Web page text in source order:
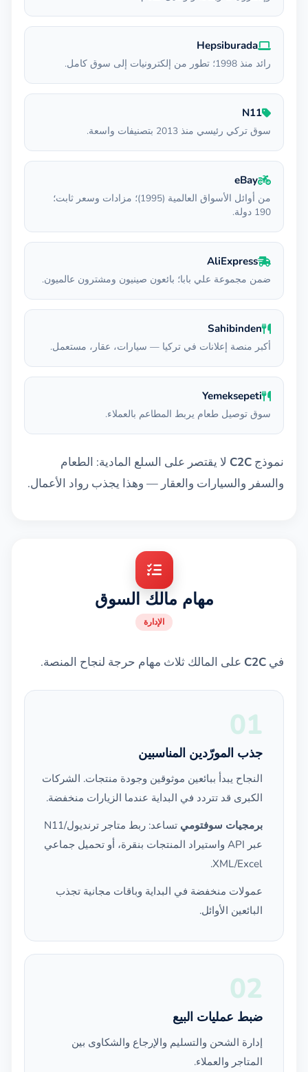
Hepsiburada
رائد منذ 1998؛ تطور من إلكترونيات إلى سوق كامل.
N11
سوق تركي رئيسي منذ 2013 بتصنيفات واسعة.
eBay
من أوائل الأسواق العالمية (1995)؛ مزادات وسعر ثابت؛
190 دولة.
AliExpress
ضمن مجموعة علي بابا؛ بائعون صينيون ومشترون عالميون.
Sahibinden
أكبر منصة إعلانات في تركيا — سيارات، عقار، مستعمل.
Yemeksepeti
سوق توصيل طعام يربط المطاعم بالعملاء.
نموذج C2C لا يقتصر على السلع المادية: الطعام
والسفر والسيارات والعقار — وهذا يجذب رواد الأعمال.
مهام مالك السوق
الإدارة
في C2C على المالك ثلاث مهام حرجة لنجاح المنصة.
01
جذب المورّدين المناسبين
النجاح يبدأ ببائعين موثوقين وجودة منتجات. الشركات
الكبرى قد تتردد في البداية عندما الزيارات منخفضة.
برمجيات سوفتومي
تساعد: ربط متاجر ترنديول/N11
عبر API واستيراد المنتجات بنقرة، أو تحميل جماعي
XML/Excel.
عمولات منخفضة في البداية وباقات مجانية تجذب
البائعين الأوائل.
02
ضبط عمليات البيع
إدارة الشحن والتسليم والإرجاع والشكاوى بين
المتاجر والعملاء.